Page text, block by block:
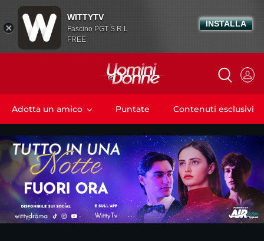
Adotta un amico Puntate Contenuti esclusivi
WITTYTV
Fascino PGT S.R.L
FREE
INSTALLA